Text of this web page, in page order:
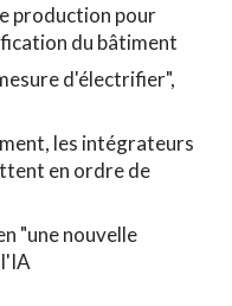
production pour
du bâtiment
d'électrifier",
les intégrateurs
en ordre de
"une nouvelle